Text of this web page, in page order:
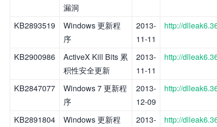
漏洞
KB2893519
Windows 更新程
序
2013-
11-11
http://
KB2900986
ActiveX Kill Bits 累
积性安全更新
2013-
11-11
http://
KB2847077
Windows 7 更新程
序
2013-
12-09
http://
KB2891804
Windows 更新程
2013-
http://